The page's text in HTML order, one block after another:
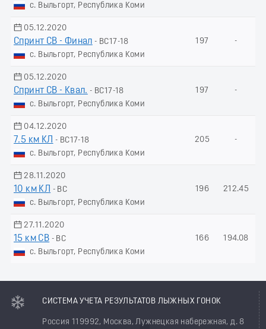
с. Выльгорт, Республика Коми
05.12.2020
Спринт СВ - Финал - ВС17-18
с. Выльгорт, Республика Коми
197 -
05.12.2020
Спринт СВ - Квал. - ВС17-18
с. Выльгорт, Республика Коми
197 -
04.12.2020
7.5 км КЛ
- ВС17-18
с. Выльгорт, Республика Коми
205 -
28.11.2020
10 км КЛ
- ВС
с. Выльгорт, Республика Коми
196 212.45
27.11.2020
15 км СВ - ВС
с. Выльгорт, Республика Коми
166 194.08
СИСТЕМА УЧЕТА РЕЗУЛЬТАТОВ ЛЫЖНЫХ ГОНОК
Россия 119992, Москва, Лужнецкая набережная, д. 8